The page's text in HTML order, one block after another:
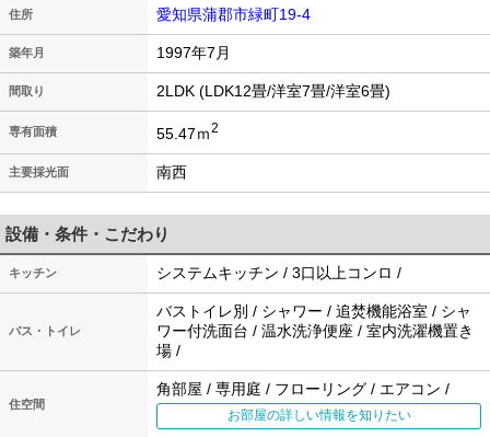
住所 愛知県蒲郡市緑町19‐4
築年月 1997年7月
間取り 2LDK (LDK12畳/洋室7畳/洋室6畳)
専有面積 55.47ｍ2
主要採光面 南西
設備・条件・こだわり
キッチン システムキッチン / 3口以上コンロ /
バス・トイレ
バストイレ別 / シャワー / 追焚機能浴室 / シャ
ワー付洗面台 / 温水洗浄便座 / 室内洗濯機置き
場 /
住空間
角部屋 / 専用庭 / フローリング / エアコン /
お部屋の詳しい情報を知りたい